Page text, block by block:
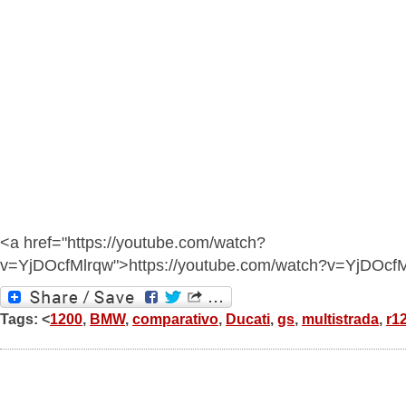
<a href="https://youtube.com/watch?
v=YjDOcfMlrqw">https://youtube.com/
Tags: <1200, BMW, comparativo, Ducati, gs, multistrada,